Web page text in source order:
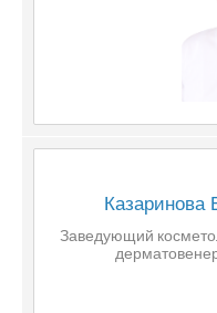
Казаринова
Заведующий